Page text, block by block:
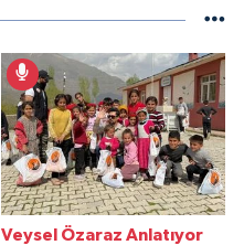
Veysel Özaraz Anlatıyor